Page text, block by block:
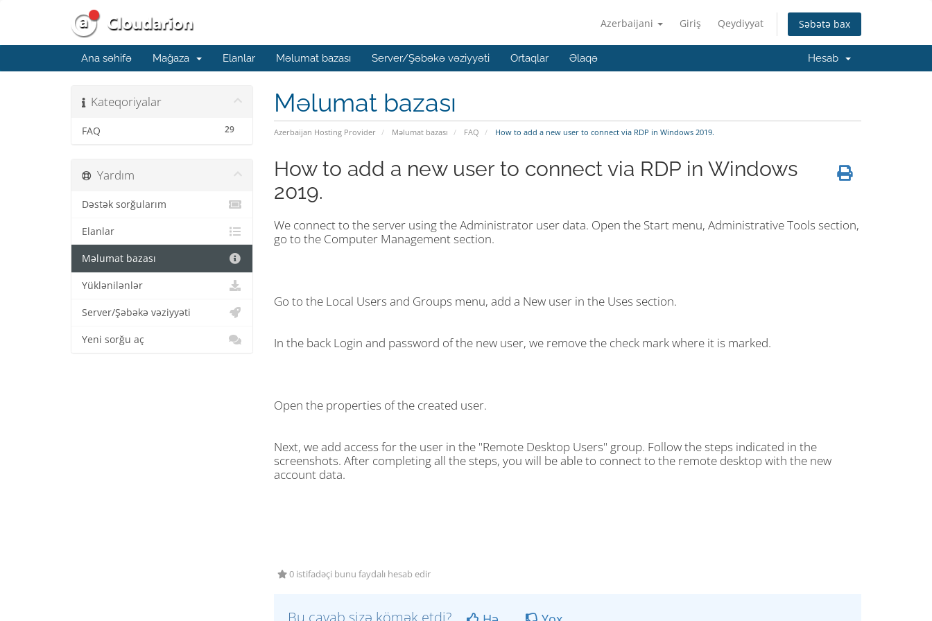
Azerbaijani Giriş Qeydiyyat Səbətə bax
Ana səhifə Mağaza Elanlar Məlumat bazası Server/Şəbəkə vəziyyəti Ortaqlar Əlaqə Hesab
Məlumat bazası
Azerbaijan Hosting Provider Məlumat bazası FAQ How to add a new user to connect via RDP in Windows 2019.
Kateqoriyalar
29
FAQ
How to add a new user to connect via RDP in Windows
2019.
We connect to the server using the Administrator user data. Open the Start menu, Administrative Tools section,
go to the Computer Management section.
Go to the Local Users and Groups menu, add a New user in the Uses section.
In the back Login and password of the new user, we remove the check mark where it is marked.
Open the properties of the created user.
Next, we add access for the user in the "Remote Desktop Users" group. Follow the steps indicated in the
screenshots. After completing all the steps, you will be able to connect to the remote desktop with the new
account data.
0 istifadəçi bunu faydalı hesab edir
Bu cavab sizə kömək etdi?
Yardım
Dəstək sorğularım
Elanlar
Məlumat bazası
Yüklənilənlər
Server/Şəbəkə vəziyyəti
Yeni sorğu aç